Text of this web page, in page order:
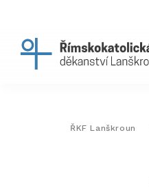
ŘKF Lanškroun